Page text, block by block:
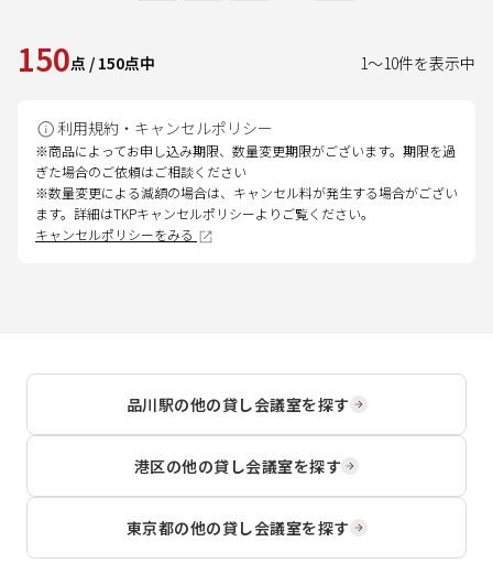
150点 / 150点中 1～10件を表示中
利用規約・キャンセルポリシー
※商品によってお申し込み期限、数量変更期限がございます。期限を過
ぎた場合のご依頼はご相談ください
※数量変更による減額の場合は、キャンセル料が発生する場合がござい
ます。詳細はTKPキャンセルポリシーよりご覧ください。
キャンセルポリシーをみる
品川駅の他の貸し会議室を探す
港区の他の貸し会議室を探す
東京都の他の貸し会議室を探す